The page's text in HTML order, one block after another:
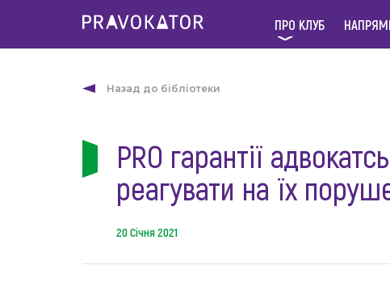
ПРО КЛУБ
Назад до бібліотеки
PRO гарантії
реагувати на їх
20 Січня 2021